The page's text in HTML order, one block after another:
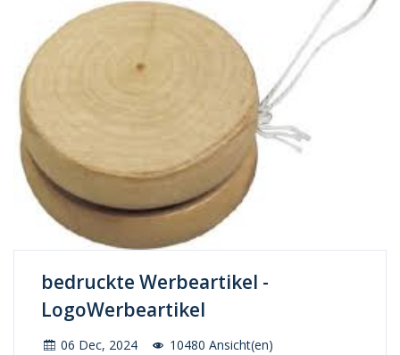
bedruckte Werbeartikel -
LogoWerbeartikel
06 Dec, 2024
10480 Ansicht(en)